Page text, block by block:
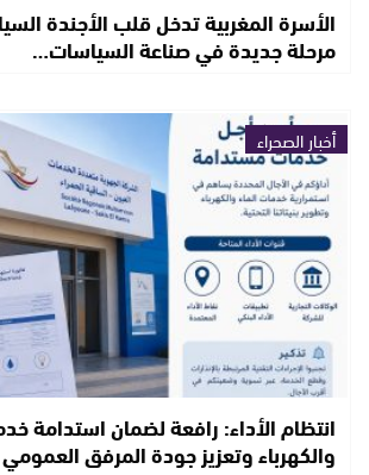
الأسرة المغربية تدخل قلب الأجندة
مرحلة جديدة في صناعة السياسات…
أخبار الصحراء
انتظام الأداء: رافعة لضمان استدامة
والكهرباء وتعزيز جودة المرفق العمومي